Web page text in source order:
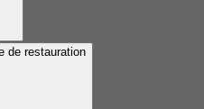
de restauration